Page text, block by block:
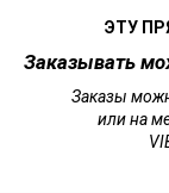
ЭТУ
Заказывать
Заказы
или на